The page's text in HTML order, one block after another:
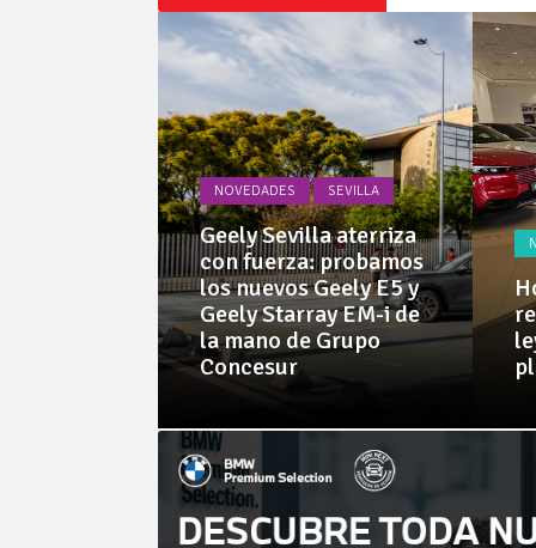
La
Invercar
NOVEDADES SEVILLA
Geely Sevilla aterriza
con fuerza: probamos
los nuevos Geely E5 y
Geely Starray EM-i de
la mano de Grupo
Concesur